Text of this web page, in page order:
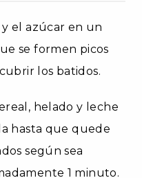
y el azúcar en un
se formen picos
los batidos.
helado y leche
hasta que quede
según sea
1 minuto.